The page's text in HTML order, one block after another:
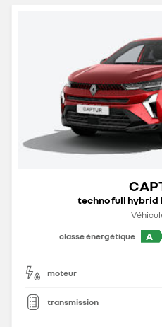
techno full hybrid
classe énergétique
A
moteur
transmission